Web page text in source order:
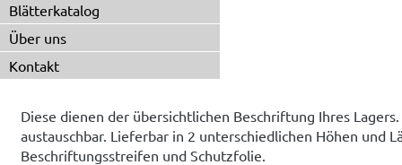
Blätterkatalog
Über uns
Kontakt
Diese dienen der übersichtlichen Beschriftung Ihres
austauschbar. Lieferbar in 2 unterschiedlichen Höhen und
Beschriftungsstreifen und Schutzfolie.